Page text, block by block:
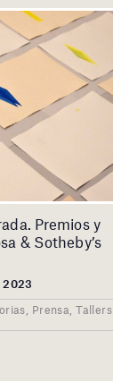
Premios y
& Sotheby’s
2023
Prensa, Tallers